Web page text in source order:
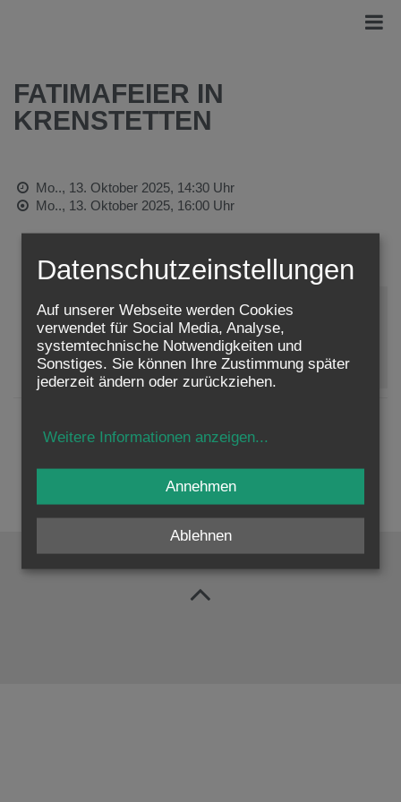
FATIMAFEIER IN
KRENSTETTEN
Mo.., 13. Oktober 2025, 14:30 Uhr
Mo.., 13. Oktober 2025, 16:00 Uhr
Krenstetten
Zustimmung erforderlich!
Bitte akzeptieren Sie
Cookies von Google Maps
Sie die Seite neu , um diesen Inhalt sehen zu können.
Datenschutzeinstellungen
Auf unserer Webseite werden Cookies
verwendet für Social Media, Analyse,
systemtechnische Notwendigkeiten und
Sonstiges. Sie können Ihre Zustimmung später
jederzeit ändern oder zurückziehen.
Weitere Informationen anzeigen...
Ablehnen
Annehmen